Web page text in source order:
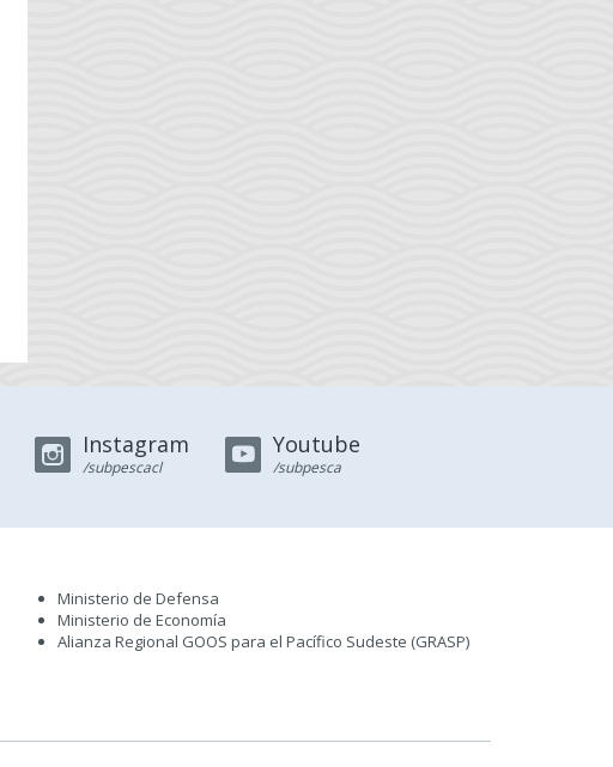
Instagram
/subpescacl
Youtube
/subpesca
Ministerio de Defensa
Ministerio de Economía
Alianza Regional GOOS para el Pacífico Sudeste (GRASP)